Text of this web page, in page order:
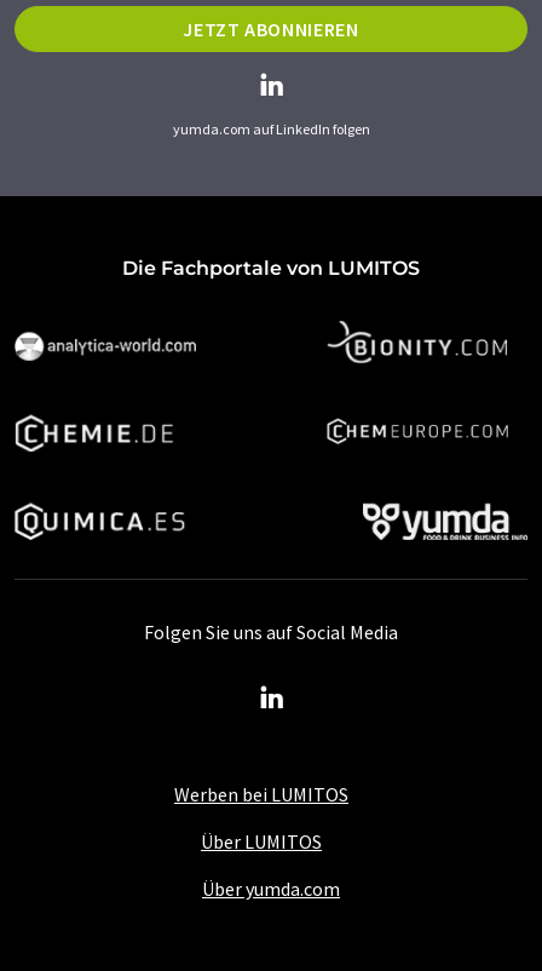
JETZT ABONNIEREN
yumda.com auf LinkedIn folgen
Die Fachportale von LUMITOS
Werben bei LUMITOS
Über LUMITOS
Über yumda.com
Folgen Sie uns auf Social Media